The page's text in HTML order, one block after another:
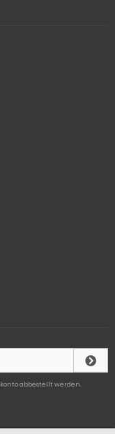
abbestellt werden.